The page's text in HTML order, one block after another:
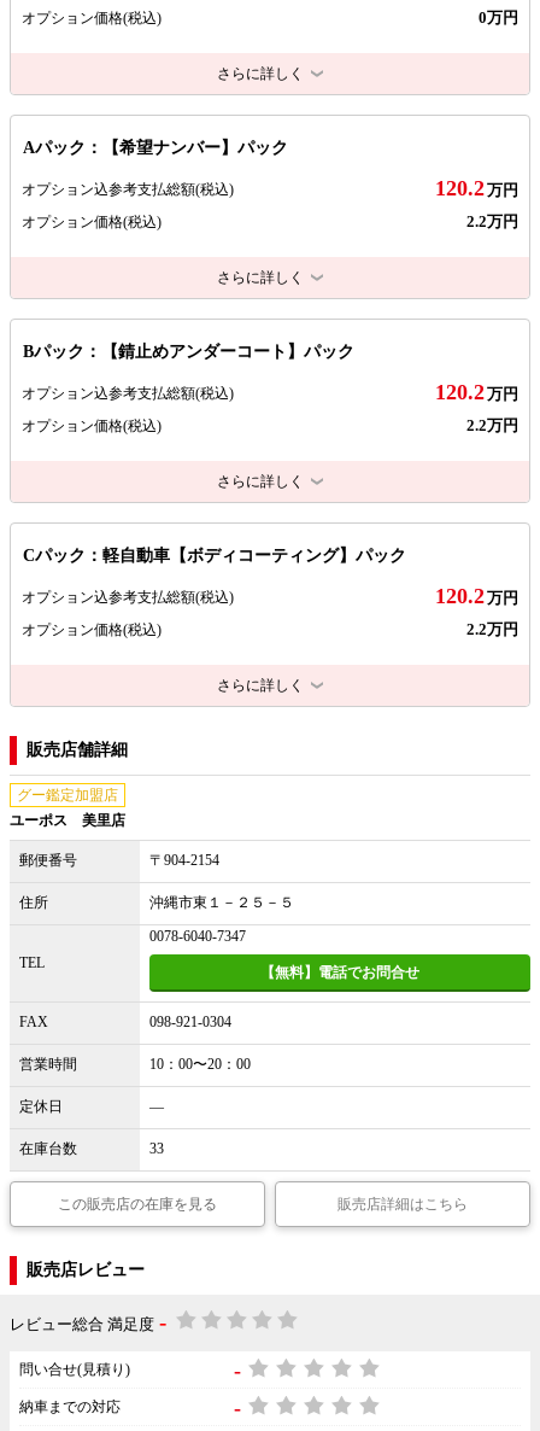
オプション価格(税込) 0万円
さらに詳しく
Aパック：【希望ナンバー】パック
オプション込参考支払総額(税込) 120.2万円
オプション価格(税込) 2.2万円
さらに詳しく
Bパック：【錆止めアンダーコート】パック
オプション込参考支払総額(税込) 120.2万円
オプション価格(税込) 2.2万円
さらに詳しく
Cパック：軽自動車【ボディコーティング】パック
オプション込参考支払総額(税込) 120.2万円
オプション価格(税込) 2.2万円
さらに詳しく
販売店舗詳細
グー鑑定加盟店
ユーポス 美里店
郵便番号 〒904-2154
住所 沖縄市東１－２５－５
TEL
0078-6040-7347
【無料】電話でお問合せ
FAX 098-921-0304
営業時間 10：00〜20：00
定休日 ―
在庫台数 33
この販売店の在庫を見る 販売店詳細はこちら
販売店レビュー
レビュー総合 満足度 -
問い合せ(見積り) -
納車までの対応 -